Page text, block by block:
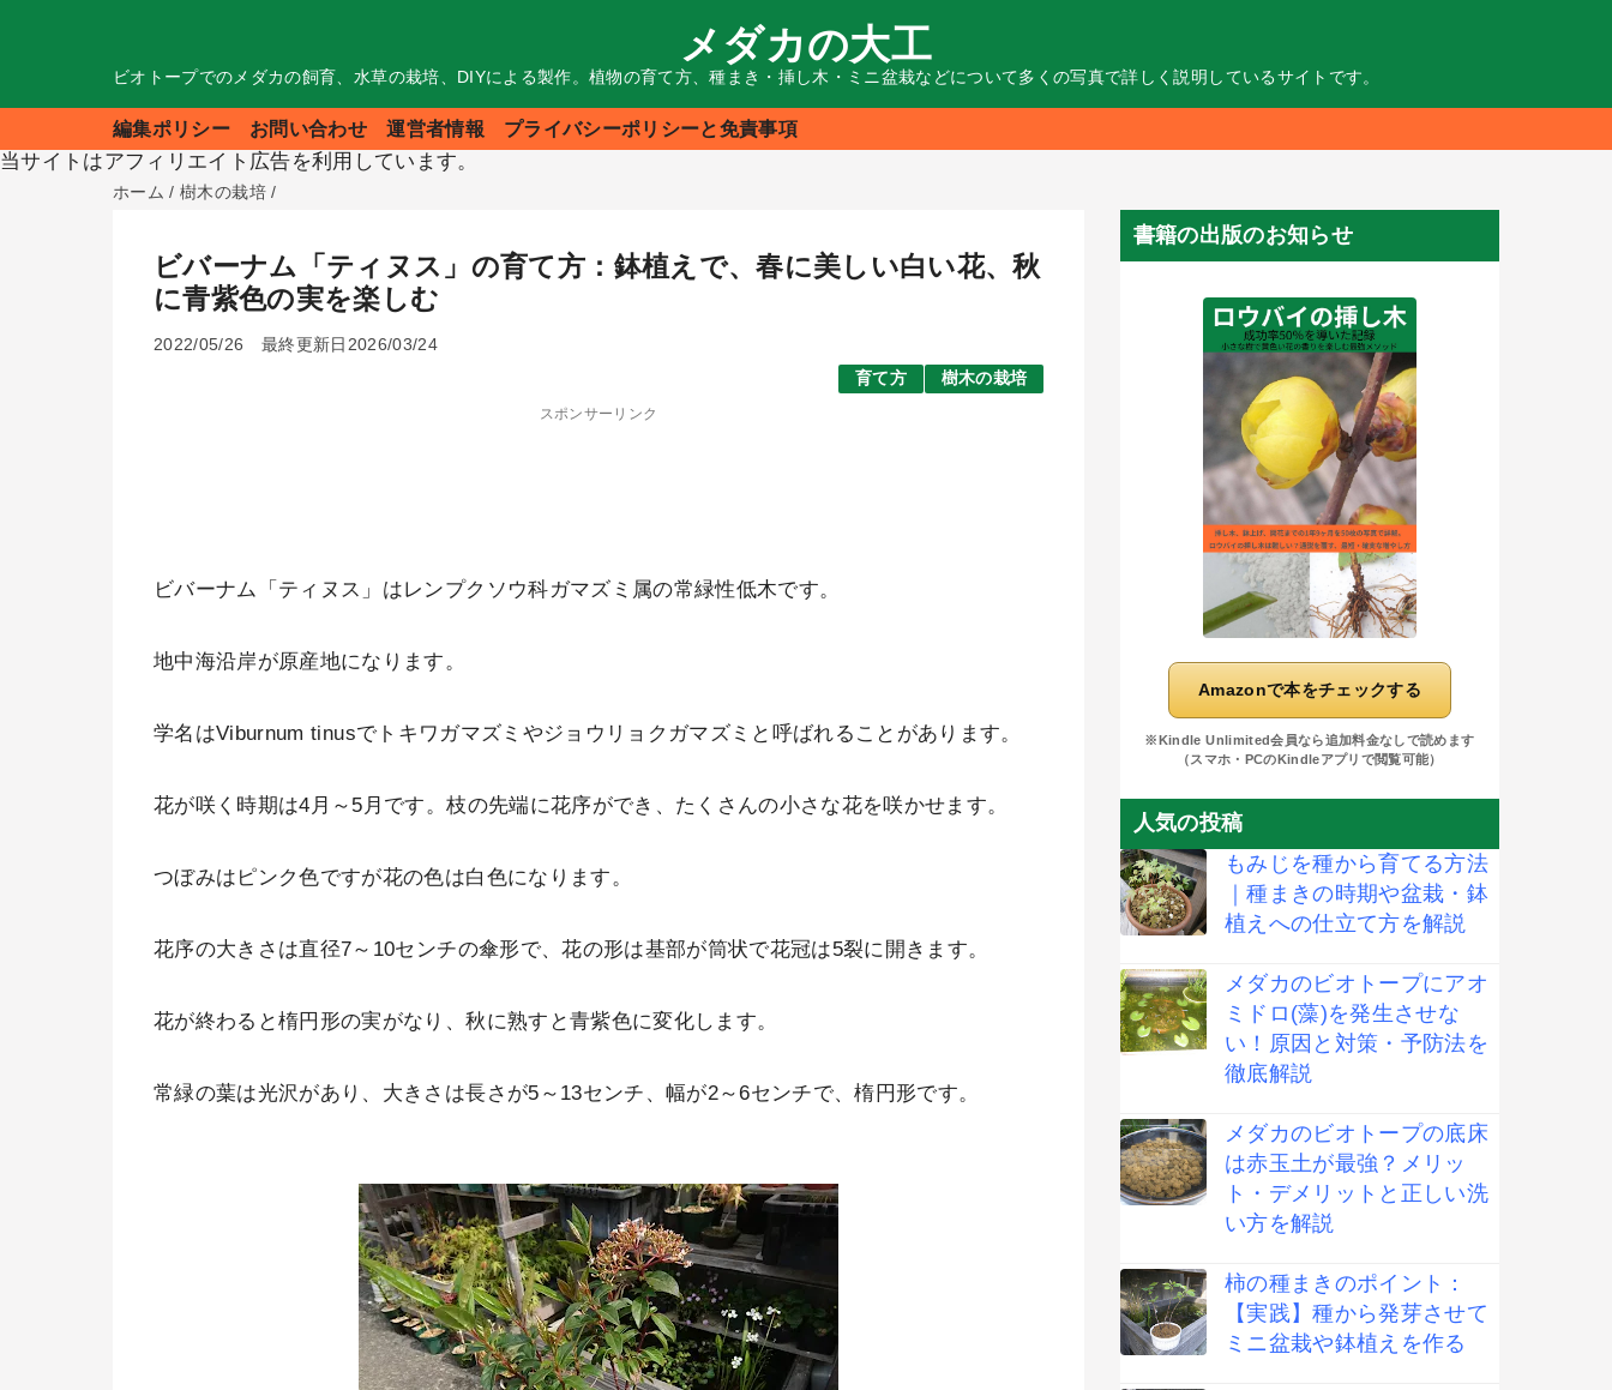
メダカの大工
ビオトープでのメダカの飼育、水草の栽培、DIYによる製作。植物の育て方、種まき・挿し木・ミニ盆栽などについて多くの写真で詳しく説明しているサイトです。
編集ポリシー お問い合わせ 運営者情報 プライバシーポリシーと免責事項
当サイトはアフィリエイト広告を利用しています。
ホーム /樹木の栽培 /
ビバーナム「ティヌス」の育て方：鉢植えで、春に美しい白い花、秋
に青紫色の実を楽しむ
2022/05/26
最終更新日2026/03/24
育て方
樹木の栽培
スポンサーリンク
ビバーナム「ティヌス」はレンプクソウ科ガマズミ属の常緑性低木です。
地中海沿岸が原産地になります。
学名はViburnum tinusでトキワガマズミやジョウリョクガマズミと呼ばれることがあります。
花が咲く時期は4月～5月です。枝の先端に花序ができ、たくさんの小さな花を咲かせます。
つぼみはピンク色ですが花の色は白色になります。
花序の大きさは直径7～10センチの傘形で、花の形は基部が筒状で花冠は5裂に開きます。
花が終わると楕円形の実がなり、秋に熟すと青紫色に変化します。
常緑の葉は光沢があり、大きさは長さが5～13センチ、幅が2～6センチで、楕円形です。
書籍の出版のお知らせ
Amazonで本をチェックする
※Kindle Unlimited会員なら追加料金なしで読めます
（スマホ・PCのKindleアプリで閲覧可能）
人気の投稿
もみじを種から育てる方法
｜種まきの時期や盆栽・鉢
植えへの仕立て方を解説
メダカのビオトープにアオ
ミドロ(藻)を発生させな
い！原因と対策・予防法を
徹底解説
メダカのビオトープの底床
は赤玉土が最強？メリッ
ト・デメリットと正しい洗
い方を解説
柿の種まきのポイント：
【実践】種から発芽させて
ミニ盆栽や鉢植えを作る